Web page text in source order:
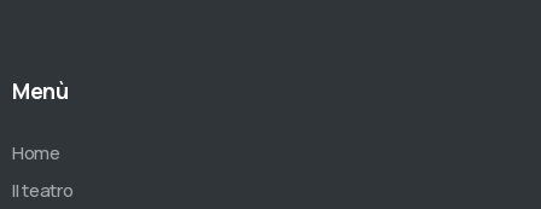
Menù
Home
Il teatro